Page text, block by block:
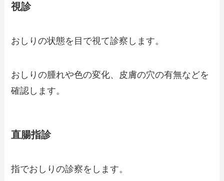
視診
おしりの状態を目で視て診察します。
おしりの腫れや色の変化、皮膚の穴の有無などを
確認します。
直腸指診
指でおしりの診察をします。